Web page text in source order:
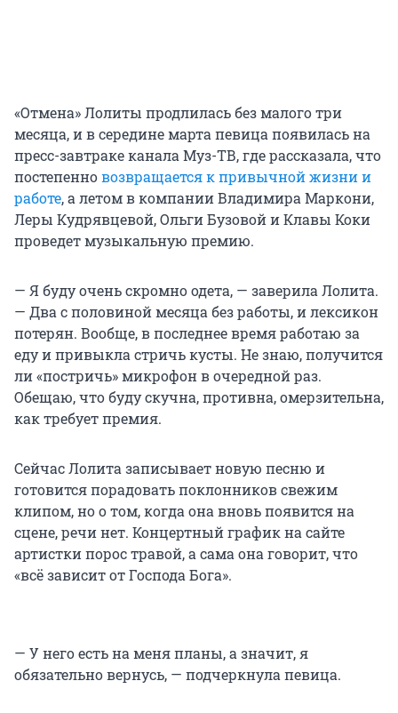
«Отмена» Лолиты продлилась без малого три
месяца, и в середине марта певица появилась на
пресс-завтраке канала Муз-ТВ, где рассказала, что
постепенновозвращается к привычной жизни и
работе, а летом в компании Владимира Маркони,
Леры Кудрявцевой, Ольги Бузовой и Клавы Коки
проведет музыкальную премию.
— Я буду очень скромно одета, — заверила Лолита.
— Два с половиной месяца без работы, и лексикон
потерян. Вообще, в последнее время работаю за
еду и привыкла стричь кусты. Не знаю, получится
ли «постричь» микрофон в очередной раз.
Обещаю, что буду скучна, противна, омерзительна,
как требует премия.
Сейчас Лолита записывает новую песню и
готовится порадовать поклонников свежим
клипом, но о том, когда она вновь появится на
сцене, речи нет. Концертный график на сайте
артистки порос травой, а сама она говорит, что
«всё зависит от Господа Бога».
— У него есть на меня планы, а значит, я
обязательно вернусь, — подчеркнула певица.